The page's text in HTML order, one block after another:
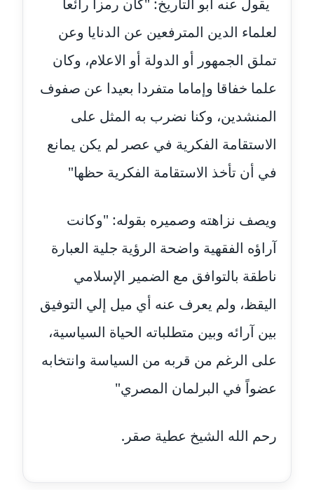
عاملة
مدونة بيان هدية
عاملة
مدونة تامر زيدان
عاملة
مدونة تسنيم فضالي
مدونة ثائر دالي
عاملة
مدونة جاد كريم
عاملة
مدونة جلال الخطيب
مدونة جهاد عبد الحميد
عاملة
مدونة جهاد غازي
يقول عنه أبو التاريخ: "كان رمزا رائعا
لعلماء الدين المترفعين عن الدنايا وعن
تملق الجمهور أو الدولة أو الاعلام، وكان
علما خفاقا وإماما متفردا بعيدا عن صفوف
المنشدين، وكنا نضرب به المثل على
الاستقامة الفكرية في عصر لم يكن يمانع
في أن تأخذ الاستقامة الفكرية حظها"
ويصف نزاهته وصميره بقوله: "وكانت
آراؤه الفقهية واضحة الرؤية جلية العبارة
ناطقة بالتوافق مع الضمير الإسلامي
اليقظ، ولم يعرف عنه أي ميل إلي التوفيق
بين آرائه وبين متطلباته الحياة السياسية،
على الرغم من قربه من السياسة وانتخابه
عضواً في البرلمان المصري"
رحم الله الشيخ عطية صقر.